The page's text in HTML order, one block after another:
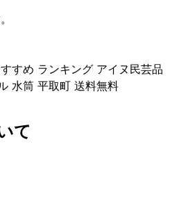
すめ ランキング アイヌ民芸品
水筒 平取町 送料無料
て